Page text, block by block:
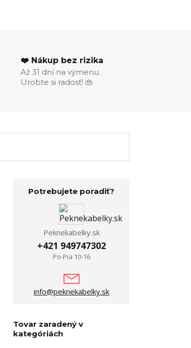
❤️ Nákup bez rizika
Až 31 dní na výmenu.
Urobte si radosť! 👜
Potrebujete poradiť?
Peknekabelky.sk
+421 949747302
Po-Pia 10-16
info@peknekabelky.sk
Tovar zaradený v
kategóriách